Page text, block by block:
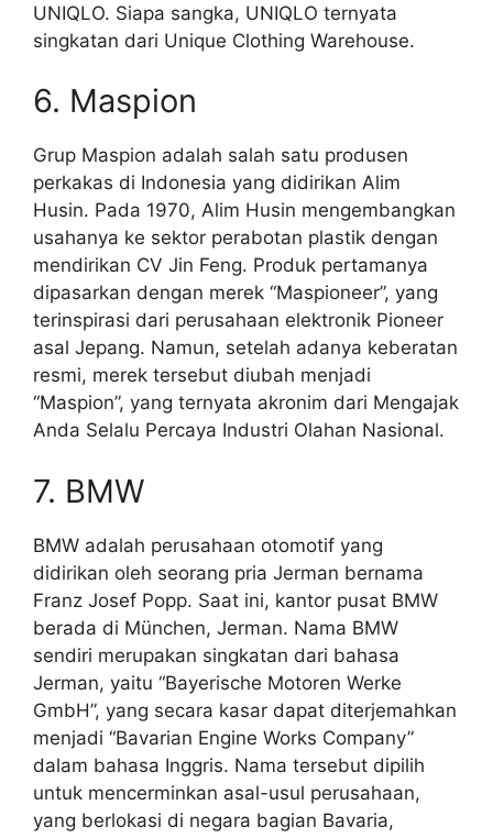
UNIQLO. Siapa sangka, UNIQLO ternyata
singkatan dari Unique Clothing Warehouse.
6. Maspion
Grup Maspion adalah salah satu produsen
perkakas di Indonesia yang didirikan Alim
Husin. Pada 1970, Alim Husin mengembangkan
usahanya ke sektor perabotan plastik dengan
mendirikan CV Jin Feng. Produk pertamanya
dipasarkan dengan merek “Maspioneer”, yang
terinspirasi dari perusahaan elektronik Pioneer
asal Jepang. Namun, setelah adanya keberatan
resmi, merek tersebut diubah menjadi
“Maspion”, yang ternyata akronim dari Mengajak
Anda Selalu Percaya Industri Olahan Nasional.
7. BMW
BMW adalah perusahaan otomotif yang
didirikan oleh seorang pria Jerman bernama
Franz Josef Popp. Saat ini, kantor pusat BMW
berada di München, Jerman. Nama BMW
sendiri merupakan singkatan dari bahasa
Jerman, yaitu “Bayerische Motoren Werke
GmbH”, yang secara kasar dapat diterjemahkan
menjadi “Bavarian Engine Works Company”
dalam bahasa Inggris. Nama tersebut dipilih
untuk mencerminkan asal-usul perusahaan,
yang berlokasi di negara bagian Bavaria,